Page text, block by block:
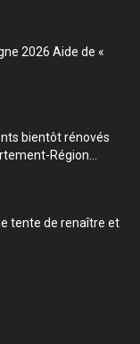
2026 Aide de «
bientôt rénovés
Région...
tente de renaître et